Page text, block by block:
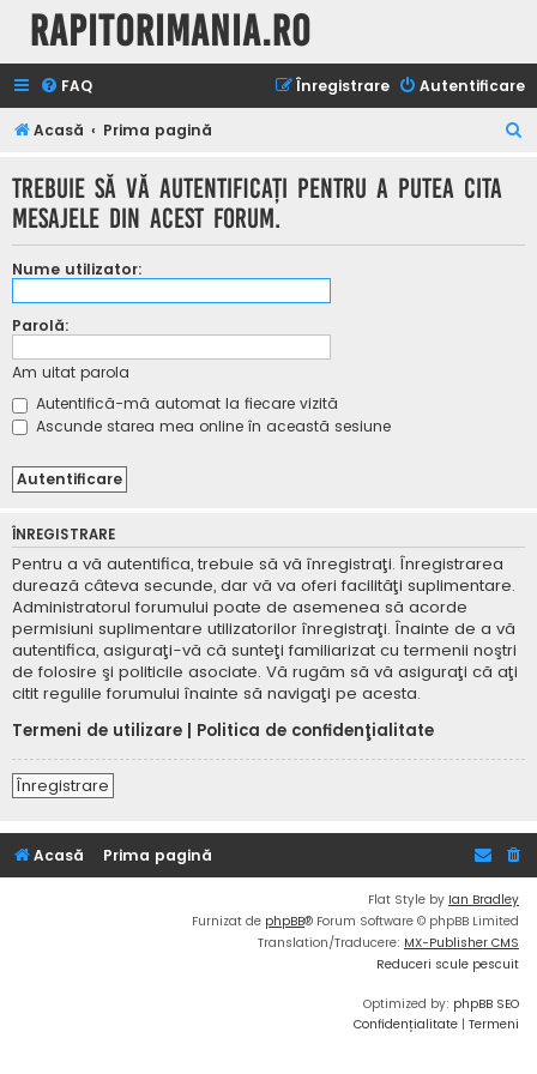
Rapitorimania.ro
FAQ Autentificare
Înregistrare
Acasă Prima pagină
Trebuie să vă autentificaţi pentru a putea cita
mesajele din acest forum.
Nume utilizator:
Parolă:
Am uitat parola
Autentifică-mă automat la fiecare vizită
Ascunde starea mea online în această sesiune
ÎNREGISTRARE
Pentru a vă autentifica, trebuie să vă înregistraţi. Înregistrarea
durează câteva secunde, dar vă va oferi facilităţi suplimentare.
Administratorul forumului poate de asemenea să acorde
permisiuni suplimentare utilizatorilor înregistraţi. Înainte de a vă
autentifica, asiguraţi-vă că sunteţi familiarizat cu termenii noştri
de folosire şi politicile asociate. Vă rugăm să vă asiguraţi că aţi
citit regulile forumului înainte să navigaţi pe acesta.
Termeni de utilizare
Politica de confidenţialitate
Înregistrare
Acasă Prima pagină
Flat Style by Ian Bradley
Furnizat de phpBB® Forum Software © phpBB Limited
Translation/Traducere: MX-Publisher CMS
Reduceri scule pescuit
Optimized by: phpBB SEO
Confidențialitate | Termeni